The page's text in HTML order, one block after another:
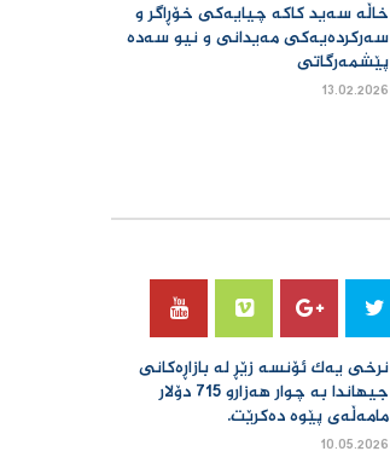
خاڵە سەید کاکە چیایەکی خۆڕاگر و
سەرکردەیەکی مەیدانی و نیو سەدە
پێشمەرگاتی
13.02.2026
نرخی یەك ئۆنسە زێڕ لە بازاڕەكانی
جیهاندا بە چوار هەزارو 715 دۆلار
مامەڵەی پێوە دەكرێت.
10.05.2026